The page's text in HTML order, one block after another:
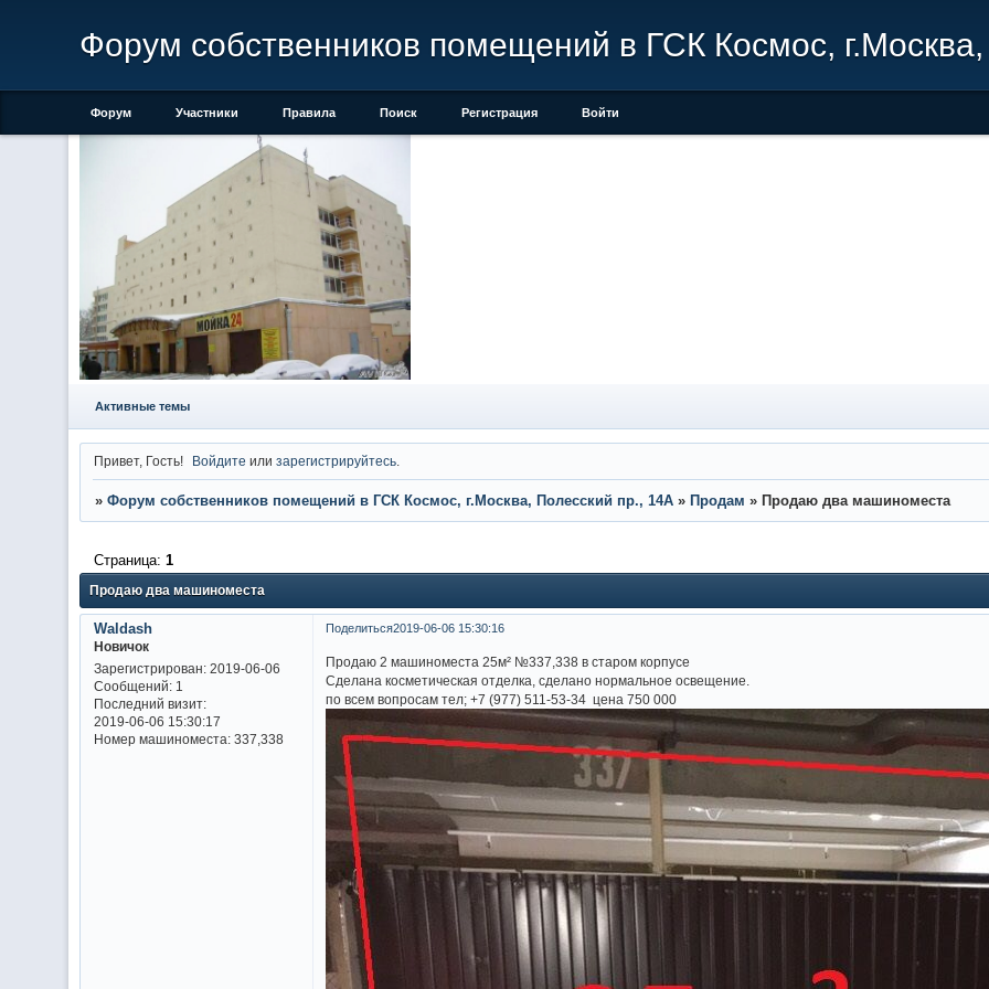
Форум собственников помещений в ГСК Космос,
Форум Участники Правила Поиск Регистрация Войти
Активные темы
Привет, Гость! Войдите илизарегистрируйтесь
» Форум собственников помещений в ГСК Космос, г.Москва, Полесский пр., 14А » Продам » Продаю два машиноместа
Продаю два машиноместа
Страница: 1
Поделиться2019-06-06 15:30:16
Waldash
Новичок
Зарегистрирован: 2019-06-06
Сообщений:1
Последний визит:
2019-06-06 15:30:17
Номер машиноместа:337,338
Продаю 2 машиноместа 25м² №337,338 в старом корпусе
Сделана косметическая отделка, сделано нормальное освещение.
по всем вопросам тел; +7 (977) 511-53-34 цена 750 000